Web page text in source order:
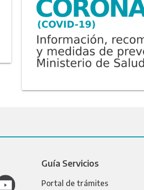
Guía Servicios
Portal de trámites